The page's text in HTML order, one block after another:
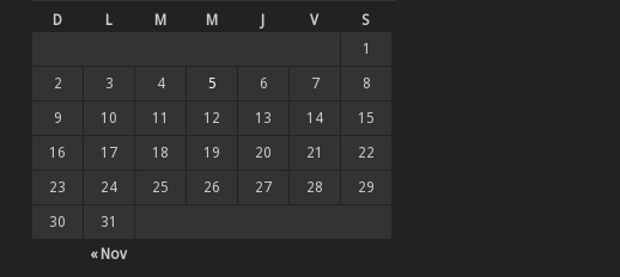
D L M M V S
« Nov
1
2 3 4 5 6 7 8
9 10 11 12 13 14 15
16 17 18 19 20 21 22
23 24 25 26 27 28 29
30 31